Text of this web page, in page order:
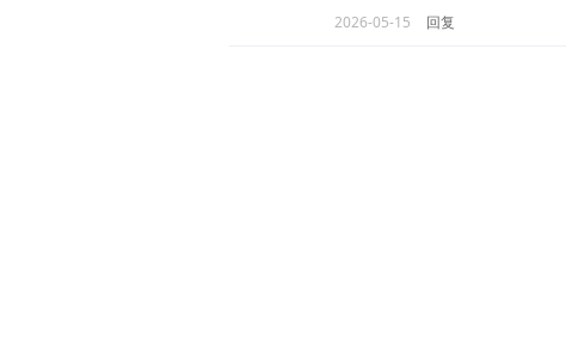
2026-05-15 回复